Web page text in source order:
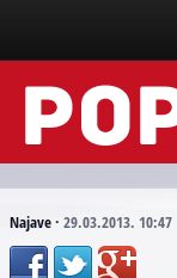
Vesti
Događaji
Tekstovi
Najave· 29.03.2013. 10:47